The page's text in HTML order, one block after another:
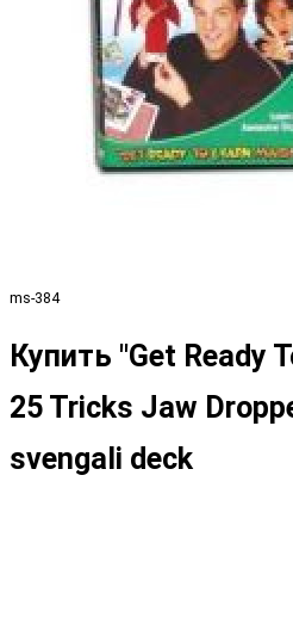
ms-384
Купить "Get Ready
25 Tricks Jaw
svengali deck